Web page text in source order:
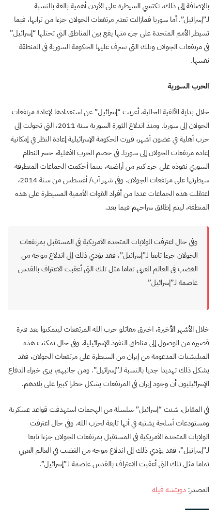
بالإضافة إلى ذلك، تكتسي السيطرة على الأردن أهمية بالغة بالنسبة
لـ”إسرائيل”. أما سوريا فمازالت تعتبر مرتفعات الجولان جزءا من ترابها، فيما
تسيطر الأمم المتحدة على جزء منها يقع بين المناطق التي تحتلها “إسرائيل”
في مرتفعات الجولان وتلك التي تشرف عليها الحكومة السورية في المنطقة
نفسها.
الحرب السورية
خلال بداية الألفية الحالية، أعربت “إسرائيل” عن استعدادها لإعادة مرتفعات
الجولان إلى سوريا. ومنذ اندلاع الثورة السورية سنة 2011، التي تحولت إلى
حرب أهلية في غضون أشهر، قررت الحكومة الإسرائيلية إعادة النظر في إمكانية
إعادة مرتفعات الجولان إلى سوريا. في خضم الحرب الأهلية، خسر النظام
السوري نفوذه على جزء كبير من أراضيه، بينما أحكمت الجماعات المتطرفة
سيطرتها على مرتفعات الجولان. وفي شهر آب/ أغسطس من سنة 2014،
اعتقلت هذه الجماعات عددا من أفراد القوات الأممية المسيطرة على هذه
المنطقة، ليتم إطلاق سراحهم فيما بعد.
وفي حال اعترفت الولايات المتحدة الأمريكية في المستقبل بمرتفعات
الجولان جزءا تابعا لـ”إسرائيل”، فقد يؤدي ذلك إلى اندلاع موجة من
الغضب في العالم العربي تماما مثل تلك التي أعقبت الاعتراف بالقدس
عاصمة لـ”إسرائيل”
خلال الأشهر الأخيرة، اخترق مقاتلو حزب الله المرتفعات ليتمكنوا بعد فترة
قصيرة من الوصول إلى مناطق النفوذ الإسرائيلية. وفي حال تمكنت هذه
الميليشيات المدعومة من إيران من السيطرة على مرتفعات الجولان، فقد
يشكل ذلك تهديدا جديا بالنسبة لـ”إسرائيل”. ومن جانبهم، يرى خبراء الدفاع
الإسرائيليون أن وجود إيران في المرتفعات يشكل خطرا كبيرا على بلادهم.
في المقابل، شنت “إسرائيل” سلسلة من الهجمات استهدفت قواعد عسكرية
ومستودعات أسلحة يشتبه في أنها تابعة لحزب الله. وفي حال اعترفت
الولايات المتحدة الأمريكية في المستقبل بمرتفعات الجولان جزءا تابعا
لـ”إسرائيل”، فقد يؤدي ذلك إلى اندلاع موجة من الغضب في العالم العربي
تماما مثل تلك التي أعقبت الاعتراف بالقدس عاصمة لـ”إسرائيل”.
المصدر: دويتشه فيله